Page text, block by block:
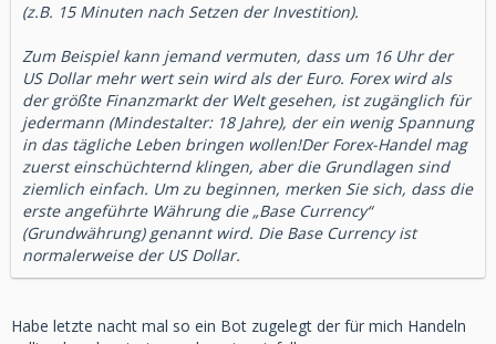
(z.B. 15 Minuten nach Setzen der Investition).
Zum Beispiel kann jemand vermuten, dass um 16 Uhr der
US Dollar mehr wert sein wird als der Euro. Forex wird als
der größte Finanzmarkt der Welt gesehen, ist zugänglich für
jedermann (Mindestalter: 18 Jahre), der ein wenig Spannung
in das tägliche Leben bringen wollen!Der Forex-Handel mag
zuerst einschüchternd klingen, aber die Grundlagen sind
ziemlich einfach. Um zu beginnen, merken Sie sich, dass die
erste angeführte Währung die „Base Currency“
(Grundwährung) genannt wird. Die Base Currency ist
normalerweise der US Dollar.
Habe letzte nacht mal so ein Bot zugelegt der für mich Handeln